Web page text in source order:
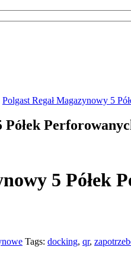
Polgast Regał Magazynowy 5
Półek
5 Półek
Tags: docking, qr,